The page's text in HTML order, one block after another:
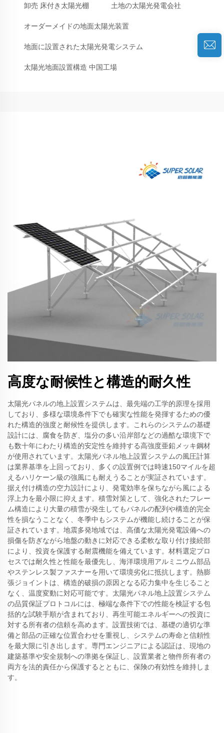
卸売 床付き太陽光棚 土地の太陽光発電会社
オーダーメイドの地面太陽光装置
地面に設置された太陽光発電システム
太陽光地面設置構造 中国工場
高度な耐候性と構造的耐久性
太陽光パネルの地上設置システムは、最先端の工学的原理を採用
しており、多様な環境条件下でも確実な性能を発揮するための優
れた構造的強度と耐候性を提供します。これらのシステムの基礎
設計には、腐食を防ぎ、塩分の多い沿岸部などの過酷な環境下で
も数十年にわたり構造的安定性を維持する高強度亜鉛メッキ鋼材
が使用されています。太陽光パネル地上設置システムの風圧計算
は業界基準を上回っており、多くの設置例では時速150マイルを超
えるハリケーン級の強風にも耐えうることが実証されています。
据え付け構造の空力設計により、発電効率を保ちながら風による
浮上力を最小限に抑えます。積雪対策として、強化されたフレー
ム構造により大量の積雪が発生してもパネルの配列や構造的完全
性を損なうことなく、冬季中もシステムが機能し続けることが保
証されています。地震多発地域では、高価な太陽光発電設備への
損傷を防ぎながら地盤の動きに対応できる柔軟な取り付け接続部
により、投資を保護する耐震機能を備えています。材料選定プロ
セスでは耐久性と性能を最優先し、海洋環境用アルミニウム部品
やステンレス製ファスナーを用いて環境劣化に抵抗します。熱膨
張ジョイントは、構造的破損の原因となる応力集中を生じること
なく、温度変動に対応可能です。太陽光パネル地上設置システム
の品質保証プロトコルには、極端な条件下での性能を検証する包
括的な試験手順が含まれており、再生可能エネルギーへの投資に
対する所有者の信頼を高めます。設置技術では、基礎の適切な準
備と部品の正確な位置合わせを重視し、システムの寿命と信頼性
を最大限に引き出します。専門エンジニアによる認証は、現地の
建築基準や安全規制への準拠を保証し、設置業者と物件所有者の
両方を法的責任から保護するとともに、保険の有効性を維持しま
す。